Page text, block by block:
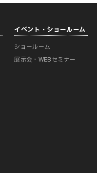
イベント・ショールーム
ショールーム
展示会・WEBセミナー